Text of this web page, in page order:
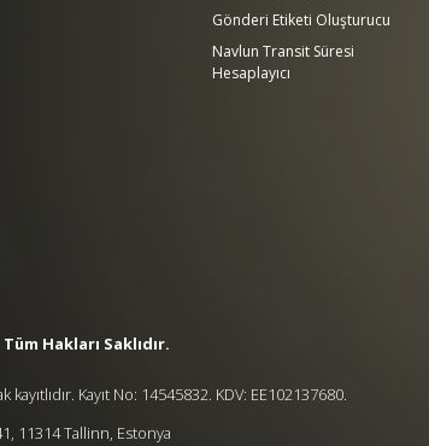
Gönderi Etiketi Oluşturucu
Navlun Transit Süresi
Hesaplayıcı
Tüm Hakları Saklıdır.
Kayıt No: 14545832. KDV: EE102137680.
11314 Tallinn, Estonya